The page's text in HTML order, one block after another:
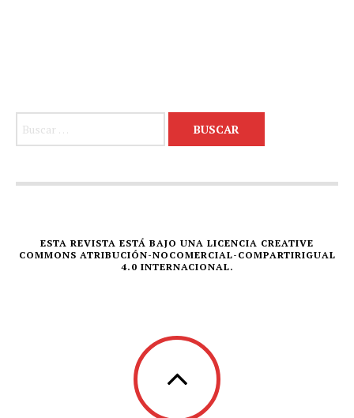
ESTA REVISTA ESTÁ BAJO UNA LICENCIA CREATIVE
COMMONS ATRIBUCIÓN-NOCOMERCIAL-COMPARTIRIGUAL
4.0 INTERNACIONAL.